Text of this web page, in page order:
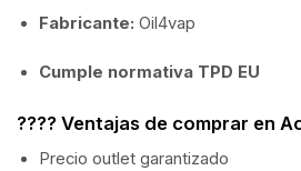
Fabricante: Oil4vap
Cumple normativa TPD EU
???? Ventajas de comprar en
Precio outlet garantizado